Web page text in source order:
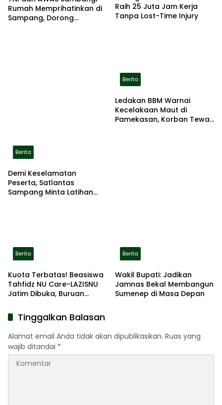
Rumah Memprihatinkan di
Sampang, Dorong
Raih 25 Juta Jam Kerja
Tanpa Lost-Time Injury
Berita
Demi Keselamatan
Peserta, Satlantas
Sampang Minta Latihan
Berita
Ledakan BBM Warnai
Kecelakaan Maut di
Pamekasan, Korban Tewas
Berita
Kuota Terbatas! Beasiswa
Tahfidz NU Care-LAZISNU
Jatim Dibuka, Buruan
Berita
Wakil Bupati: Jadikan
Jamnas Bekal Membangun
Sumenep di Masa Depan
Tinggalkan Balasan
Alamat email Anda tidak akan dipublikasikan. Ruas yang
wajib ditandai *